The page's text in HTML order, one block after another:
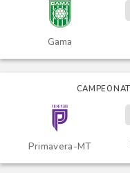
Gama
Primavera-MT